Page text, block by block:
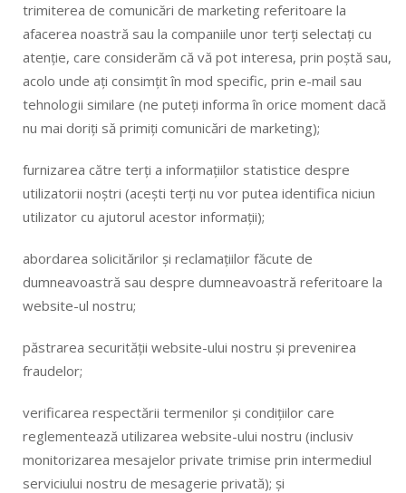
trimiterea de comunicări de marketing referitoare la
afacerea noastră sau la companiile unor terți selectați cu
atenție, care considerăm că vă pot interesa, prin poștă sau,
acolo unde ați consimțit în mod specific, prin e-mail sau
tehnologii similare (ne puteți informa în orice moment dacă
nu mai doriți să primiți comunicări de marketing);
furnizarea către terți a informațiilor statistice despre
utilizatorii noștri (acești terți nu vor putea identifica niciun
utilizator cu ajutorul acestor informații);
abordarea solicitărilor și reclamațiilor făcute de
dumneavoastră sau despre dumneavoastră referitoare la
website-ul nostru;
păstrarea securității website-ului nostru și prevenirea
fraudelor;
verificarea respectării termenilor și condițiilor care
reglementează utilizarea website-ului nostru (inclusiv
monitorizarea mesajelor private trimise prin intermediul
serviciului nostru de mesagerie privată); și